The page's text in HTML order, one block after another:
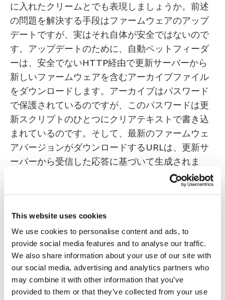
This website uses cookies
We use cookies to personalise content and ads, to
provide social media features and to analyse our traffic.
We also share information about your use of our site with
our social media, advertising and analytics partners who
may combine it with other information that you’ve
provided to them or that they’ve collected from your use
に入れたクリームとでも表現しましょうか。前述
の問題を解決する手段はファームウェアのアップ
デートですが、実はそれ自体が安全ではないので
す。アップデートのために、自動ペットフィーダ
ーは、安全でないHTTP経由で更新サーバーから
新しいファームウェアを含むアーカイブファイル
をダウンロードします。アーカイブはパスワード
で保護されているのですが、このパスワードは更
新スクリプトのひとつにクリアテキストで書き込
まれているのです。そして、最新のファームウェ
アバージョンがダウンロードするURLは、更新サ
ーバーから受信した応答に基づいて生成されま
す。そのアドレスは既存のファームウェアに組み
デジタル署名はなく、ファームウェアを検証する
他の方法もありません。デバイスは、暗号化され
ていないチャネル経由で新しいファームウェアを
含むアーカイブをダウンロードし、埋め込まれた
（すべてのデバイスに共通の）パスワードを使用
して解凍し、すぐにインストールします。つま